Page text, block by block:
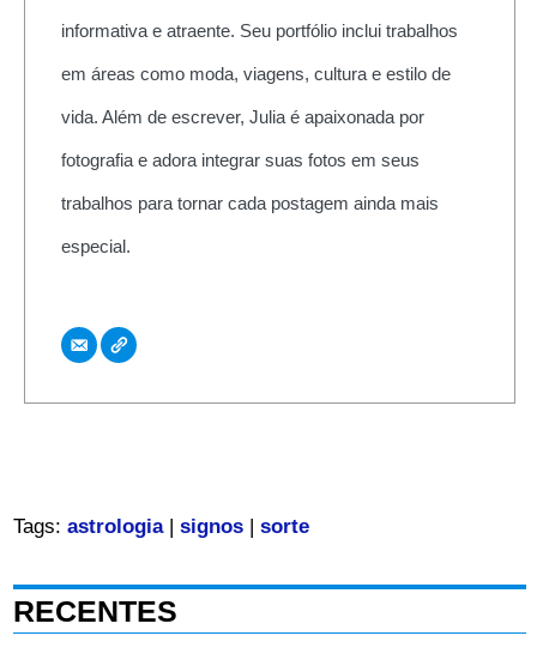
informativa e atraente. Seu portfólio inclui trabalhos
em áreas como moda, viagens, cultura e estilo de
vida. Além de escrever, Julia é apaixonada por
fotografia e adora integrar suas fotos em seus
trabalhos para tornar cada postagem ainda mais
especial.
Tags: astrologia| signos| sorte
RECENTES